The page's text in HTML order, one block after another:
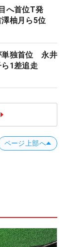
へ首位T発
柚月ら5位
単独首位 永井
1差追走
ページ上部へ